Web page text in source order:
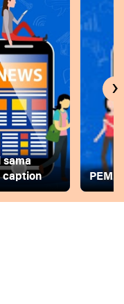
sama
caption
›